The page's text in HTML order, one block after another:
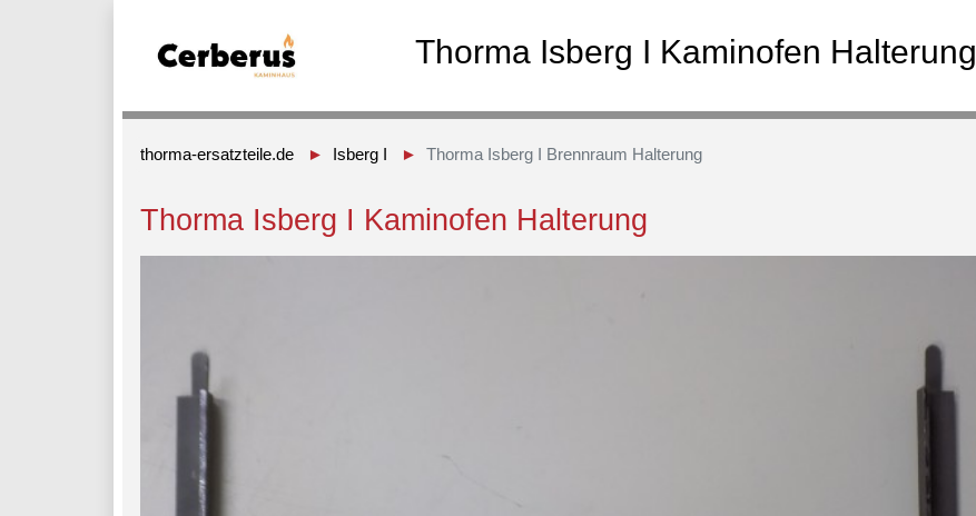
Thorma Isberg I Kaminofen Halterung
thorma-ersatzteile.de Isberg I Thorma Isberg I Brennraum Halterung
Thorma Isberg I Kaminofen Halterung